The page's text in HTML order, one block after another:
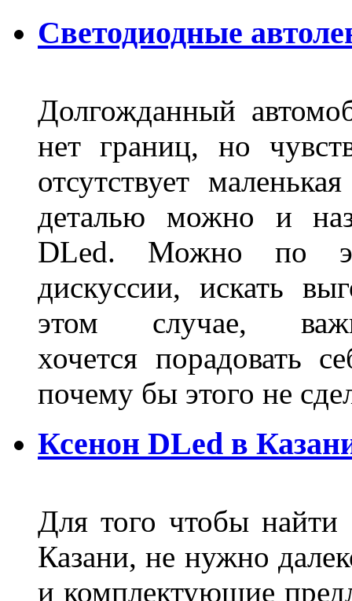
Светодиодные
Долгожданный
нет границ, но
отсутствует
деталью можно и
DLed. Можно по
дискуссии, искать
этом случае,
хочется порадовать
почему бы этого не
Ксенон DLed в
Для того чтобы
Казани, не нужно
и комплектующие